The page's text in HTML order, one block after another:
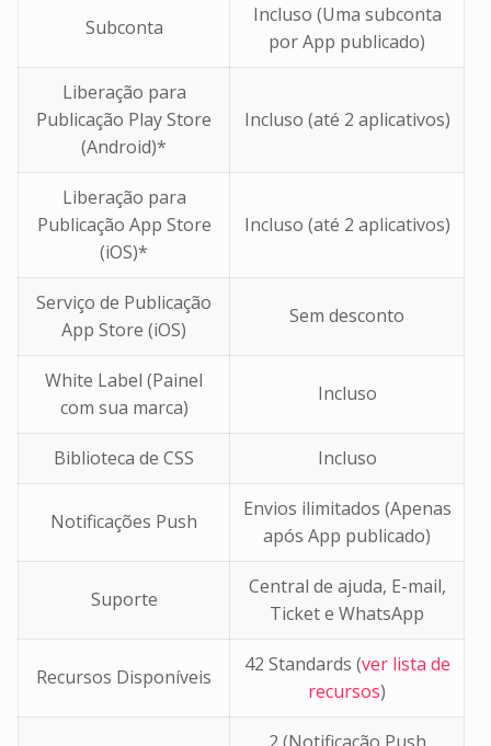
Subconta
Incluso (Uma subconta
por App publicado)
Liberação para
Publicação Play Store
(Android)*
Incluso (até 2 aplicativos)
Liberação para
Publicação App Store
(iOS)*
Incluso (até 2 aplicativos)
Serviço de Publicação
App Store (iOS)
Sem desconto
White Label (Painel
com sua marca)
Incluso
Biblioteca de CSS Incluso
Notificações Push
Envios ilimitados (Apenas
após App publicado)
Suporte
Central de ajuda, E-mail,
Ticket e WhatsApp
Recursos Disponíveis
42 Standards (ver lista de
recursos)